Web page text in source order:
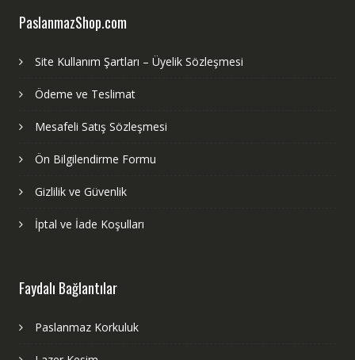
PaslanmazShop.com
Site Kullanım Şartları – Üyelik Sözleşmesi
Ödeme ve Teslimat
Mesafeli Satış Sözleşmesi
Ön Bilgilendirme Formu
Gizlilik ve Güvenlik
İptal ve İade Koşulları
Faydalı Bağlantılar
Paslanmaz Korkuluk